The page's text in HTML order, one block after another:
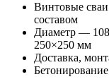
Винтовые
составом
Диаметр —
250×250 мм
Доставка,